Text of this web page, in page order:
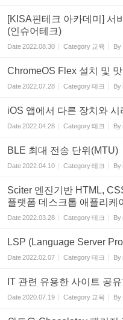
[KISA핀테크 아카데미] 서
(인슈어테크)
Date2022.08.30 Category 교육 By
ChromeOS Flex 설치 및 맛
Date2022.07.28 Category테크 By
iOS 앱에서 다른 장치와 시
Date2022.04.28 Category테크 By
BLE 최대 전송 단위(MTU)
Date2022.04.10 Category테크 By
Sciter 엔진기반 HTML,
플랫폼 데스크톱 애플리케
Date2022.03.28 Category테크 By
LSP (Language Server
Date2022.02.07 Category테크 By
IT 관련 유용한 사이트 공
Date2020.07.19 Category 교육 By